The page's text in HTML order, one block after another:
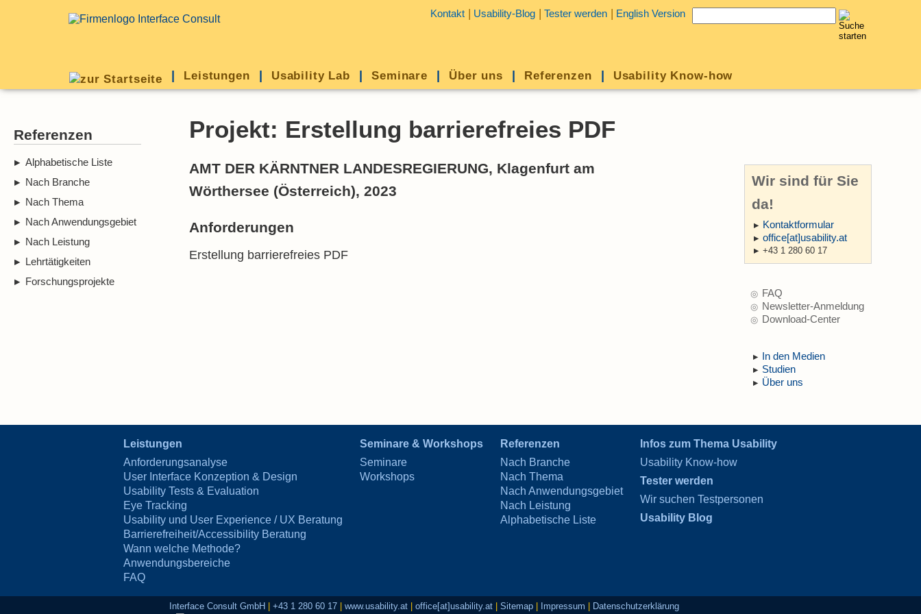
Kontakt Usability-Blog Tester werden English Version
Leistungen Usability Lab Seminare Über uns Referenzen Usability Know-how
Referenzen
Alphabetische Liste
Nach Branche
Nach Thema
Nach Anwendungsgebiet
Nach Leistung
Lehrtätigkeiten
Forschungsprojekte
Projekt: Erstellung barrierefreies PDF
AMT DER KÄRNTNER LANDESREGIERUNG, Klagenfurt am
Wörthersee (Österreich), 2023
Anforderungen
Erstellung barrierefreies PDF
Wir sind für Sie
da!
Kontaktformular
office[at]usability.at
+43 1 280 60 17
FAQ
Newsletter-Anmeldung
Download-Center
In den Medien
Studien
Über uns
Leistungen
Anforderungsanalyse
User Interface Konzeption & Design
Usability Tests & Evaluation
Eye Tracking
Usability und User Experience / UX Beratung
Barrierefreiheit/Accessibility Beratung
Wann welche Methode?
Anwendungsbereiche
FAQ
Seminare & Workshops
Seminare
Workshops
Referenzen
Nach Branche
Nach Thema
Nach Anwendungsgebiet
Nach Leistung
Alphabetische Liste
Infos zum Thema Usability
Usability Know-how
Tester werden
Wir suchen Testpersonen
Usability Blog
Interface Consult GmbH +43 1 280 60 17 www.usability.at office[at]usability.at Sitemap Impressum Datenschutzerklärung